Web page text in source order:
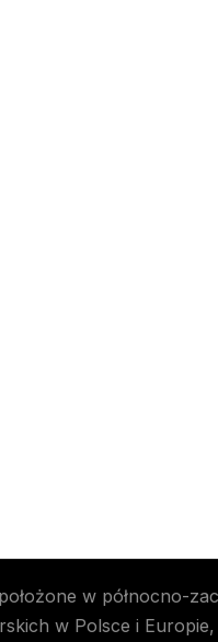
w północno-
w Polsce i